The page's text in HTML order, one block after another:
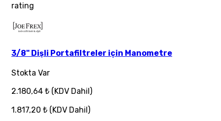
rating
3/8" Dişli Portafiltreler için Manometre
Stokta Var
2.180,64 ₺ (KDV Dahil)
1.817,20 ₺ (KDV Dahil)